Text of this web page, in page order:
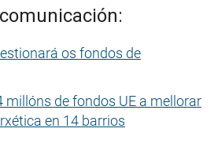
os fondos de
millóns de fondos UE a mellorar
en 14 barrios